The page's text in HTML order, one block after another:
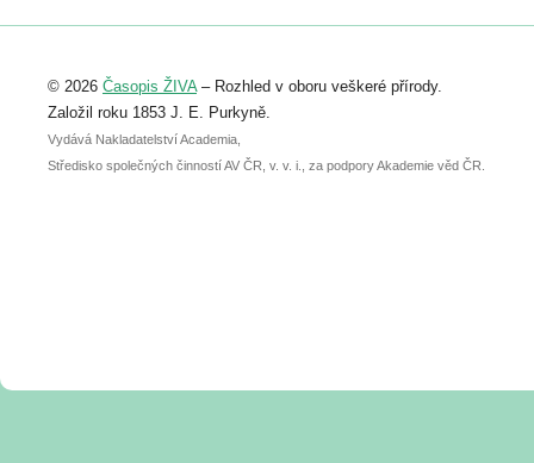
Registrovat se můžete do 6. září.
abstraktu přihlášené přednášky nebo
posteru je už 30. června.
© 2026 Časopis ŽIVA– Rozhled v oboru veškeré přírody.
Založil roku 1853 J. E. Purkyně.
Vydává Nakladatelství Academia,
Středisko společných činností AV ČR, v. v. i., za podpory Akademie věd ČR.